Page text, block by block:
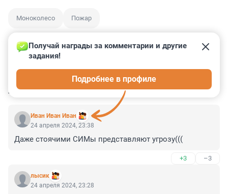
Моноколесо Пожар
КОММЕНТАРИИ 9
Иван Иван Иван
Получай награды за комментарии и другие
задания!
Подробнее в профиле
24 апреля 2024, 23:38
Даже стоячими СИМы представляют угрозу(((
+3 –3
лысик
24 апреля 2024, 23:28